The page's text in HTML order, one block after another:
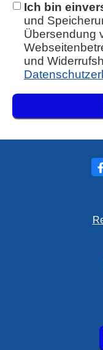
Ich bin
und
Übersendung
und